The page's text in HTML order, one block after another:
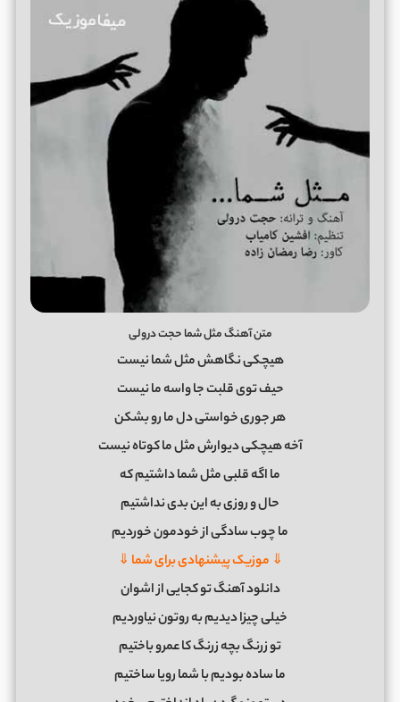
متن آهنگ مثل شما حجت درولی
هیچکی نگاهش مثل شما نیست
حیف توی قلبت جا واسه ما نیست
هر جوری خواستی دل ما رو بشکن
آخه هیچکی دیوارش مثل ما کوتاه نیست
ما اگه قلبی مثل شما داشتیم که
حال و روزی به این بدی نداشتیم
ما چوب سادگی از خودمون خوردیم
⇓ موزیک پیشنهادی برای شما ⇓
دانلود آهنگ تو کجایی از اشوان
خیلی چیزا دیدیم به روتون نیاوردیم
تو زرنگ بچه زرنگ کا عمرو باختیم
ما ساده بودیم با شما رویا ساختیم